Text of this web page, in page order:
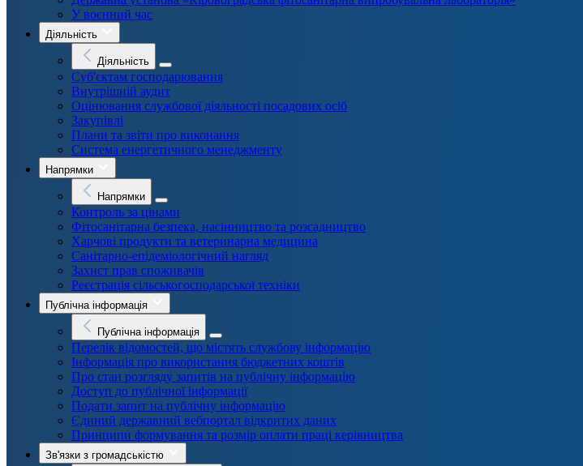
У воєнний час
Діяльність
Діяльність
Суб'єктам господарювання
Внутрішній аудит
Оцінювання службової діяльності посадових осіб
Закупівлі
Плани та звіти про виконання
Система енергетичного менеджменту
Напрямки
Напрямки
Контроль за цінами
Фітосанітарна безпека, насінництво та розсадництво
Харчові продукти та ветеринарна медицина
Санітарно-епідеміологічний нагляд
Захист прав споживачів
Реєстрація сільськогосподарської техніки
Публічна інформація
Публічна інформація
Перелік відомостей, що містять службову інформацію
Інформація про використання бюджетних коштів
Про стан розгляду запитів на публічну інформацію
Доступ до публічної інформації
Подати запит на публічну інформацію
Єдиний державний вебпортал відкритих даних
Принципи формування та розмір оплати праці керівництва
Зв'язки з громадськістю